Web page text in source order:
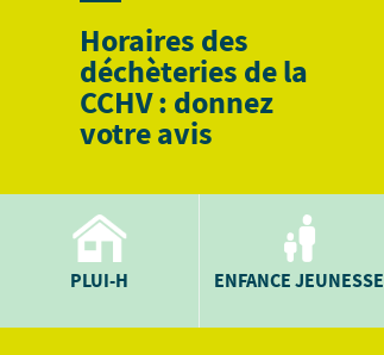
Horaires des
déchèteries de la
CCHV : donnez
votre avis
PLUI-H ENFANCE JEUNESSE